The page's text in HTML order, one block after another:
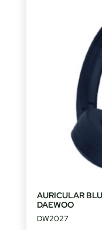
AURICULAR
DAEWOO
DW2027